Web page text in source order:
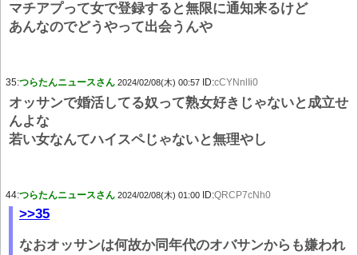
マチアプって女で登録すると無限に通知来るけど
あんなのでどうやって出会うんや
35:つらたんニュースさん 2024/02/08(木) 00:57 ID:cCYNnlIi0
オッサンで婚活してる奴って熟女好きじゃないと成立せ
んよな
若い女なんてハイスペじゃないと無理やし
44:つらたんニュースさん 2024/02/08(木) 01:00 ID:QRCP7cNh0
>>35
なおオッサンは何故か同年代のオバサンからも嫌われ